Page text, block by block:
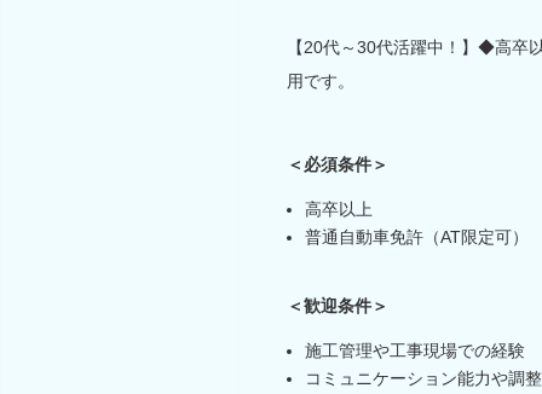
【20代～30代活躍中！】◆高
用です。
＜必須条件＞
高卒以上
普通自動車免許（AT限定可）
＜歓迎条件＞
施工管理や工事現場での経験
コミュニケーション能力や調